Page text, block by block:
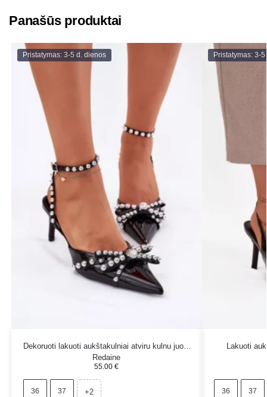
Panašūs produktai
Pristatymas: 3-5 d. dienos
Dekoruoti lakuoti aukštakulniai atviru kulnu juodi
Redaine
55.00€
36 37 +2
Pristatymas: 3-
Lakuoti
36 37